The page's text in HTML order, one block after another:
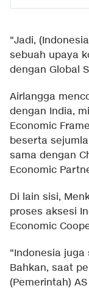
"Jadi,
sebuah upaya
dengan Global
Airlangga
dengan India,
Economic
beserta
sama dengan
Economic
Di lain sisi,
proses aksesi
Economic
"Indonesia juga
Bahkan, saat
(Pemerintah)